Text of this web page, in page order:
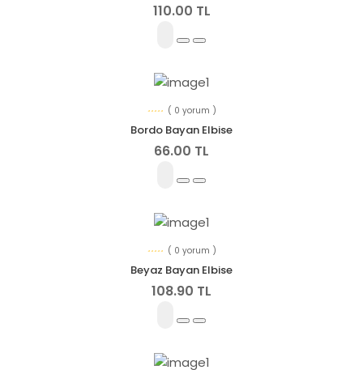
110.00 TL
( 0 yorum )
Bordo Bayan Elbise
66.00 TL
( 0 yorum )
Beyaz Bayan Elbise
108.90 TL